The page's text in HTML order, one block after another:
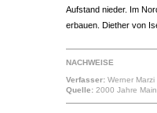
Aufstand nieder. Im
erbauen. Diether von
NACHWEISE
Verfasser: Werner Marzi
Quelle: 2000 Jahre